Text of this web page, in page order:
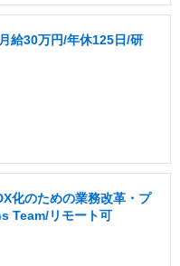
給30万円/年休125日/研
化のための業務改革・プ
Team/リモート可